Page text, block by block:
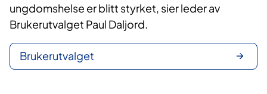
ungdomshelse er blitt styrket, sier leder av
Brukerutvalget Paul Daljord. ​
Brukerutvalget